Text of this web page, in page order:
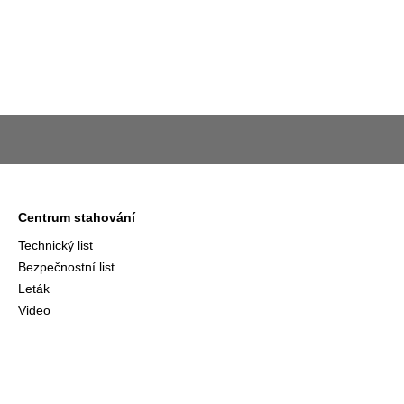
Centrum stahování
Technický list
Bezpečnostní list
Leták
Video